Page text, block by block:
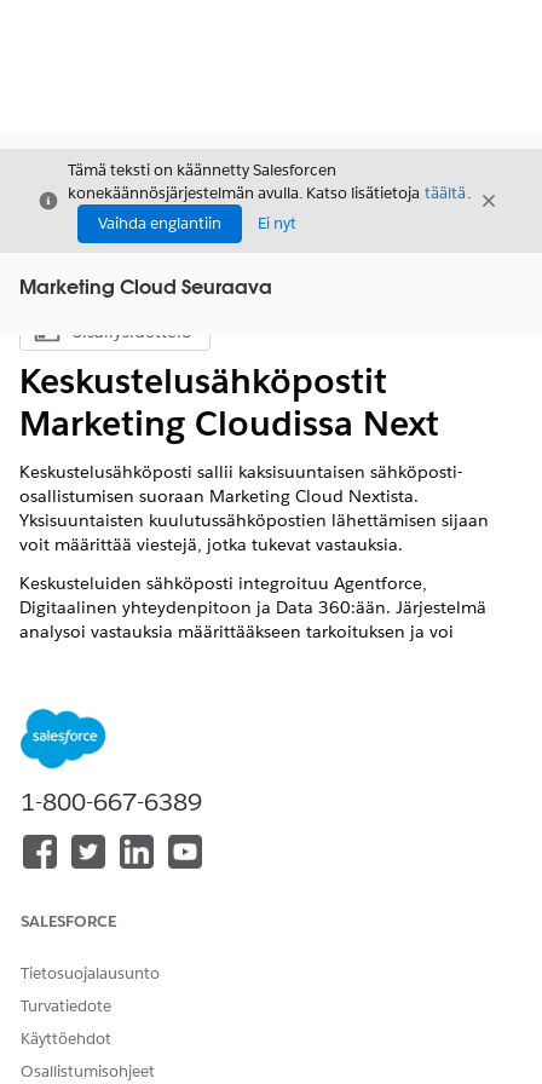
Sulje
Tämä teksti on käännetty Salesforcen
konekäännösjärjestelmän avulla. Katso lisätietoja täältä.
Vaihda englantiin
Ei nyt
Sulje
Marketing Cloud Seuraava
Näytä sisällysluettelo
Sisällysluettelo
Keskustelusähköpostit
Marketing Cloudissa Next
Keskustelusähköposti sallii kaksisuuntaisen sähköposti-
osallistumisen suoraan Marketing Cloud Nextista.
Yksisuuntaisten kuulutussähköpostien lähettämisen sijaan
voit määrittää viestejä, jotka tukevat vastauksia.
Keskusteluiden sähköposti integroituu Agentforce,
Digitaalinen yhteydenpitoon ja Data 360:ään. Järjestelmä
analysoi vastauksia määrittääkseen tarkoituksen ja voi
vuorovaikutus pysyy asiayhteydessä, yhteensopivana ja
yhtenäistettynä.
Lisätietoja Keskustelusähköpostin määrittämisestä on
kohdassa Keskustelusähköpostin
Yleiset käyttötarkoitukset
käyttökokemuksiksi. Alla on joitakin yleisiä esimerkkejä:
Tapahtumien rekisteröintien edistäminen: Salli kutsujen
vahvistaa osallistuminen ja tarjota valintoja vastaamalla
Palauta hylätyt ostoskorit: Salli asiakkaidesi vastata
tuotteen tai toimituksen kysymyksiin ennen ostoksen
1-800-667-6389
SALESFORCE
Tietosuojalausunto
Turvatiedote
Käyttöehdot
Osallistumisohjeet